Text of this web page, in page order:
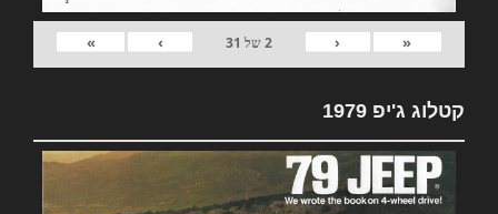
«
‹
2של 31
›
»
קטלוג ג'יפ 1979